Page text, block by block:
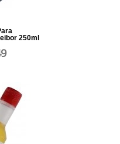
250ml